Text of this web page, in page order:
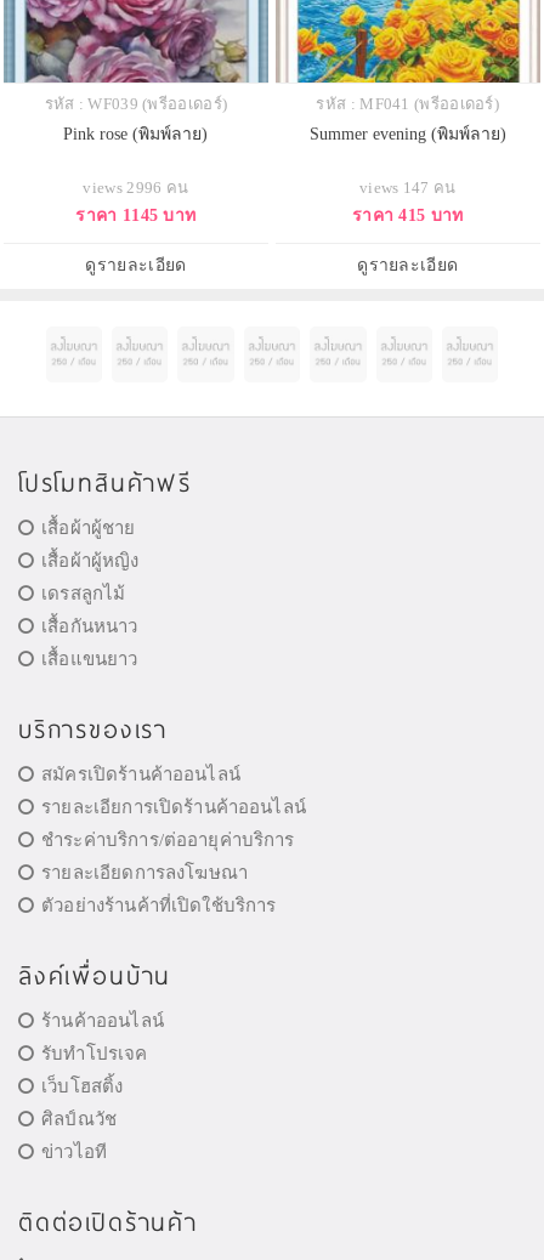
รหัส : WF039 (พรีออเดอร์)
Pink rose (พิมพ์ลาย)
views 2996 คน
ราคา 1145 บาท
ดูรายละเอียด
รหัส : MF041 (พรีออเดอร์)
Summer evening (พิมพ์ลาย)
views 147 คน
ราคา 415 บาท
ดูรายละเอียด
โปรโมทสินค้าฟรี
เสื้อผ้าผู้ชาย
เสื้อผ้าผู้หญิง
เดรสลูกไม้
เสื้อกันหนาว
เสื้อแขนยาว
บริการของเรา
สมัครเปิดร้านค้าออนไลน์
รายละเอียการเปิดร้านค้าออนไลน์
ชำระค่าบริการ/ต่ออายุค่าบริการ
รายละเอียดการลงโฆษณา
ตัวอย่างร้านค้าที่เปิดใช้บริการ
ลิงค์เพื่อนบ้าน
ร้านค้าออนไลน์
รับทำโปรเจค
เว็บโฮสติ้ง
ศิลป์ณวัช
ข่าวไอที
ติดต่อเปิดร้านค้า